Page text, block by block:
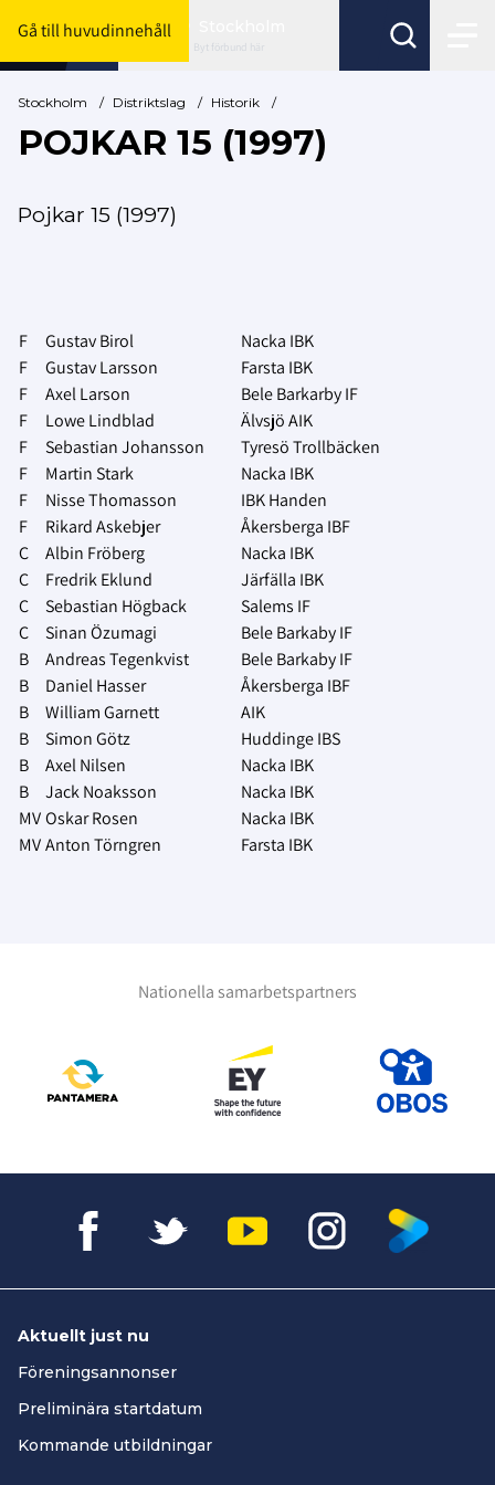
Gå till huvudinnehåll
Byt förbund här
Stockholm / Distriktslag / Historik /
POJKAR 15 (1997)
Pojkar 15 (1997)
F
F
F
F
F
F
F
F
C
C
C
C
B
B
B
B
B
B
MV
MV
Gustav Birol
Gustav Larsson
Axel Larson
Lowe Lindblad
Sebastian Johansson
Martin Stark
Nisse Thomasson
Rikard Askebjer
Albin Fröberg
Fredrik Eklund
Sebastian Högback
Sinan Özumagi
Andreas Tegenkvist
Daniel Hasser
William Garnett
Simon Götz
Axel Nilsen
Jack Noaksson
Oskar Rosen
Anton Törngren
Nacka IBK
Farsta IBK
Bele Barkarby IF
Älvsjö AIK
Tyresö Trollbäcken
Nacka IBK
IBK Handen
Åkersberga IBF
Nacka IBK
Järfälla IBK
Salems IF
Bele Barkaby IF
Bele Barkaby IF
Åkersberga IBF
AIK
Huddinge IBS
Nacka IBK
Nacka IBK
Nacka IBK
Farsta IBK
Nationella samarbetspartners
Aktuellt just nu
Föreningsannonser
Preliminära startdatum
Kommande utbildningar